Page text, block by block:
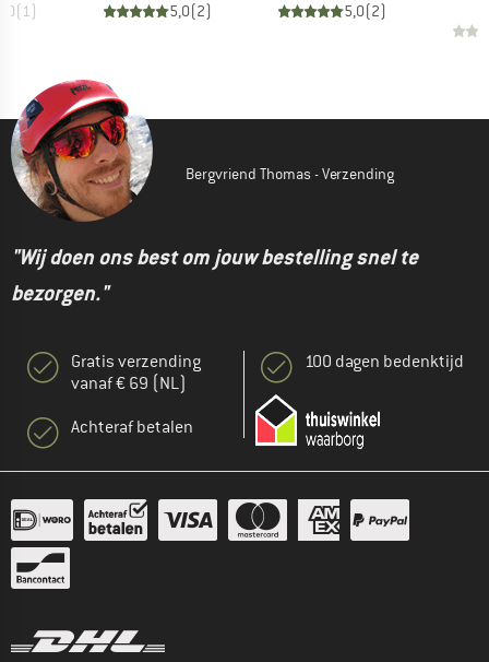
( 1) 5,0(2) 5,0(2)
Bergvriend Thomas - Verzending
"Wij doen ons best om jouw bestelling snel te
bezorgen."
Gratis verzending
vanaf € 69 (NL)
Achteraf betalen
100 dagen bedenktijd